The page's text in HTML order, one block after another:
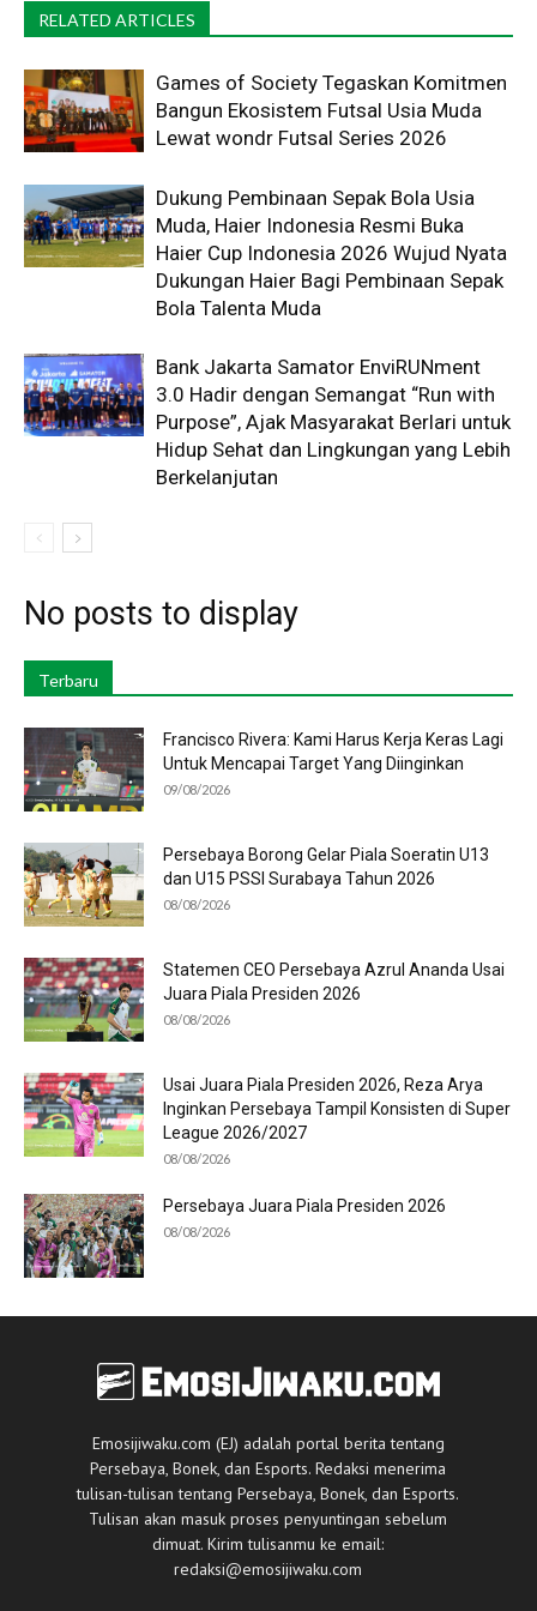
RELATED ARTICLES
Games of Society Tegaskan Komitmen
Bangun Ekosistem Futsal Usia Muda
Lewat wondr Futsal Series 2026 ​
Dukung Pembinaan Sepak Bola Usia
Muda, Haier Indonesia Resmi Buka
Haier Cup Indonesia 2026 Wujud Nyata
Dukungan Haier Bagi Pembinaan Sepak
Bola Talenta Muda
Bank Jakarta Samator EnviRUNment
3.0 Hadir dengan Semangat “Run with
Purpose”, Ajak Masyarakat Berlari untuk
Hidup Sehat dan Lingkungan yang Lebih
Berkelanjutan
No posts to display
Terbaru
Francisco Rivera: Kami Harus Kerja Keras Lagi
Untuk Mencapai Target Yang Diinginkan
09/08/2026
Persebaya Borong Gelar Piala Soeratin U13
dan U15 PSSI Surabaya Tahun 2026
08/08/2026
Statemen CEO Persebaya Azrul Ananda Usai
Juara Piala Presiden 2026
08/08/2026
Usai Juara Piala Presiden 2026, Reza Arya
Inginkan Persebaya Tampil Konsisten di Super
League 2026/2027
08/08/2026
Persebaya Juara Piala Presiden 2026
08/08/2026
Emosijiwaku.com (EJ) adalah portal berita tentang
Persebaya, Bonek, dan Esports. Redaksi menerima
tulisan-tulisan tentang Persebaya, Bonek, dan Esports.
Tulisan akan masuk proses penyuntingan sebelum
dimuat. Kirim tulisanmu ke email:
redaksi@emosijiwaku.com